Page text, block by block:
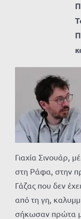
Γιαχία Σινουάρ,
στη Ράφα, στην
Γάζας που δεν
από τη γη,
σήκωσαν πρώτα